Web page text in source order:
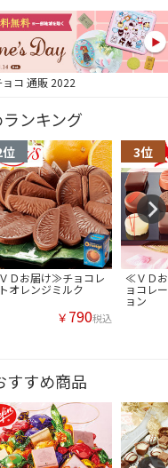
コ 通販 2022
ンキング
Ｄお届け≫チョコレ
オレンジミルク
￥ 790税込
≪ＶＤ
ョコレ
ョン
すすめ商品